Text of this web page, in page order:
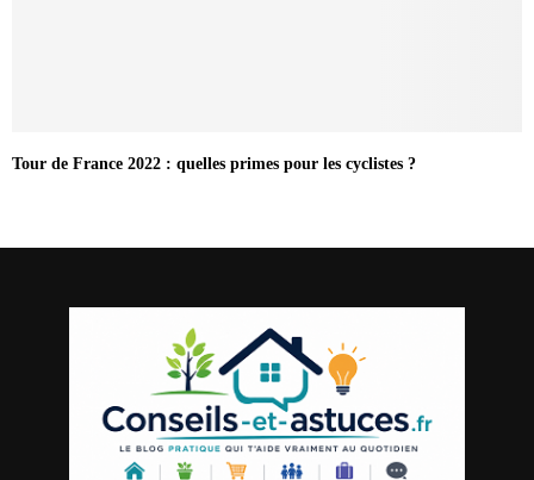
Tour de France 2022 : quelles primes pour les cyclistes ?